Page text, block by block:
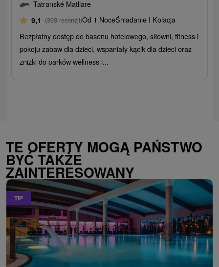
Tatranské Matliare
9,1 (393 recenzji)Od 1 NoceŚniadanie I Kolacja
Bezpłatny dostęp do basenu hotelowego, siłowni, fitness i
pokoju zabaw dla dzieci, wspaniały kącik dla dzieci oraz
zniżki do parków wellness i...
TE OFERTY MOGĄ PAŃSTWO
BYĆ TAKŻE
ZAINTERESOWANY
TIP